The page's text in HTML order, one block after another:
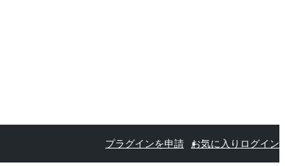
プラグインを申請 お気に入り ログイン